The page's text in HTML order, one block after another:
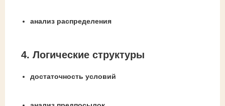
анализ распределения
4. Логические структуры
достаточность условий